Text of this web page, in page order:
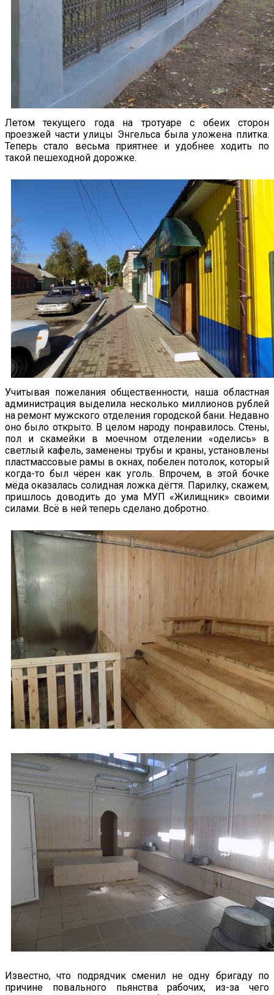
Летом текущего года на тротуаре с обеих сторон
проезжей части улицы Энгельса была уложена плитка.
Теперь стало весьма приятнее и удобнее ходить по
такой пешеходной дорожке.
Учитывая пожелания общественности, наша областная
администрация выделила несколько миллионов рублей
на ремонт мужского отделения городской бани. Недавно
оно было открыто. В целом народу понравилось. Стены,
пол и скамейки в моечном отделении «оделись» в
светлый кафель, заменены трубы и краны, установлены
пластмассовые рамы в окнах, побелен потолок, который
когда-то был чёрен как уголь. Впрочем, в этой бочке
мёда оказалась солидная ложка дёгтя. Парилку, скажем,
пришлось доводить до ума МУП «Жилищник» своими
силами. Всё в ней теперь сделано добротно.
Известно, что подрядчик сменил не одну бригаду по
причине повального пьянства рабочих, из-за чего